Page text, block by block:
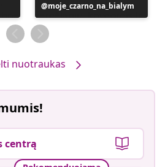
Įrašą
paskelbė
moje_czarno_na_bialym
nuotraukas
centrą